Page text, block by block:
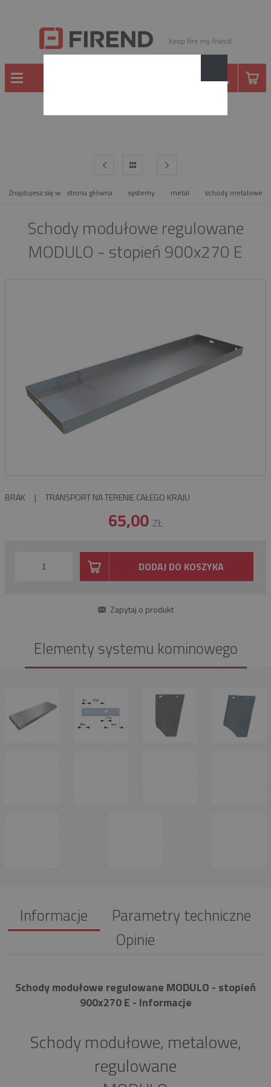
Znajdujesz się w: strona główna systemy metal schody metalowe
Schody modułowe regulowane
MODULO - stopień 900x270 E
BRAK | TRANSPORT NA TERENIE CAŁEGO KRAJU
65,00 ZŁ
DODAJ DO KOSZYKA
Zapytaj o produkt
Elementy systemu kominowego
Informacje
Parametry techniczne
Opinie
Schody modułowe regulowane MODULO - stopień
900x270 E - Informacje
Schody modułowe, metalowe,
regulowane